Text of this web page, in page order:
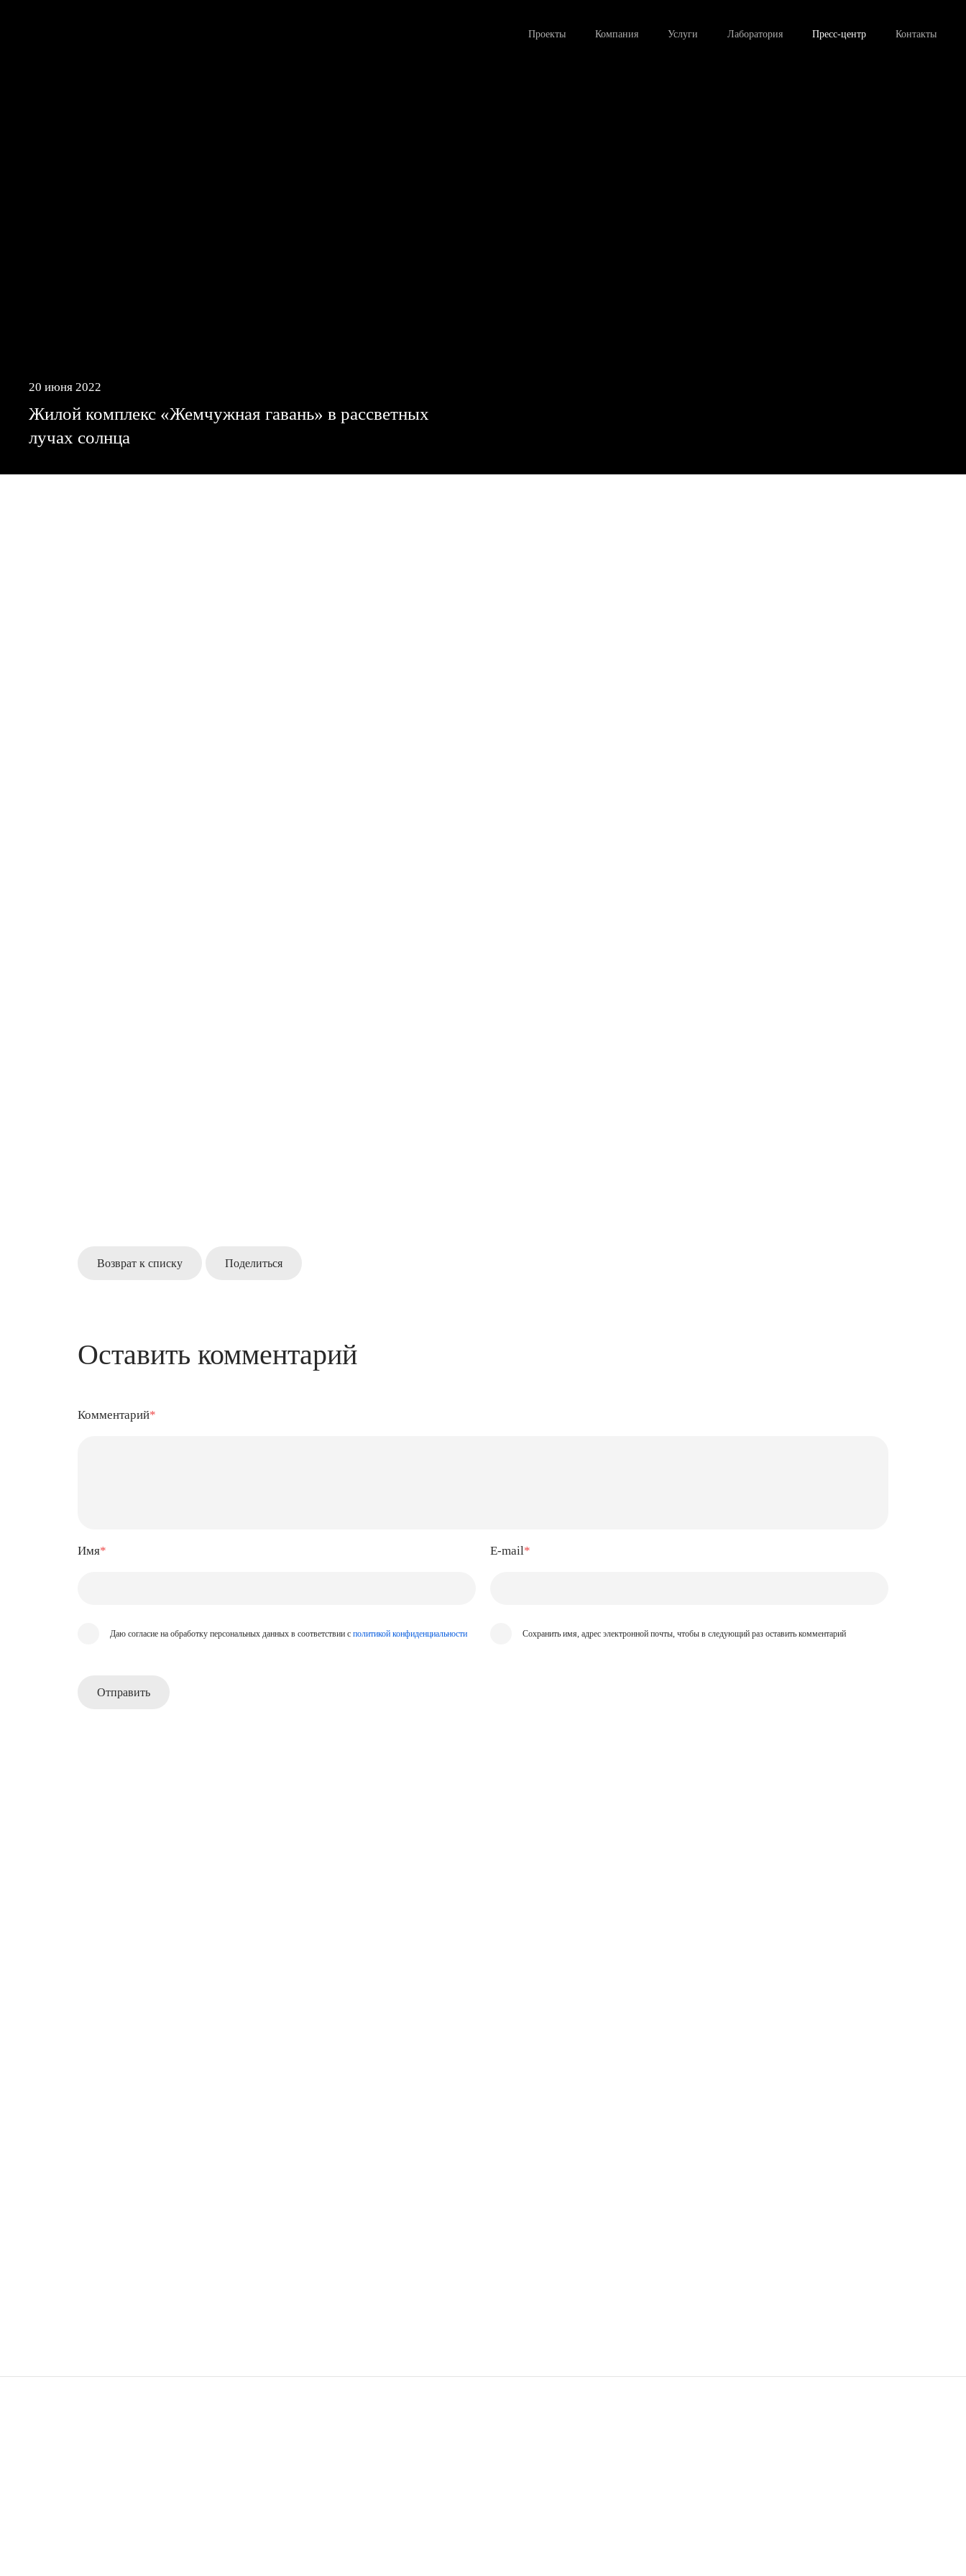
Проекты Компания Услуги Лаборатория Пресс-центр Контакты
20 июня 2022
Жилой комплекс «Жемчужная гавань» в рассветных
лучах солнца
Возврат к списку Поделиться
Оставить комментарий
Комментарий*
Имя* E-mail*
Даю согласие на обработку персональных данных в соответствии с политикой конфиденциальности Сохранить имя, адрес электронной почты, чтобы в следующий раз оставить комментарий